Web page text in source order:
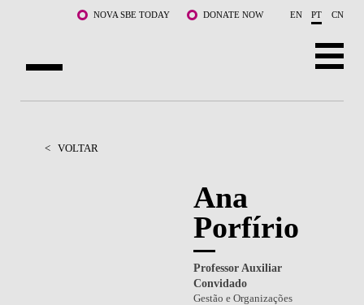
Saltar para o conteúdo principalNOVA SBE TODAY DONATE NOW EN PT CN
CURSOS
< VOLTAR
Ana
Porfírio
Professor Auxiliar
Convidado
Gestão e Organizações